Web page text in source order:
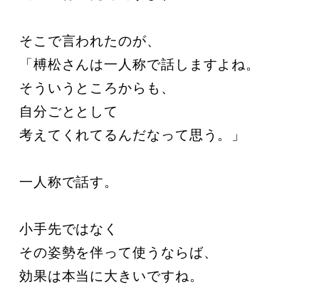
そこで言われたのが、
「榑松さんは一人称で話しますよね。
そういうところからも、
自分ごととして
考えてくれてるんだなって思う。」
一人称で話す。
小手先ではなく
その姿勢を伴って使うならば、
効果は本当に大きいですね。